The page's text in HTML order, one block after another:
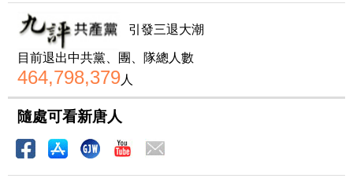
引發三退大潮
目前退出中共黨、團、隊總人數
464,798,379人
隨處可看新唐人